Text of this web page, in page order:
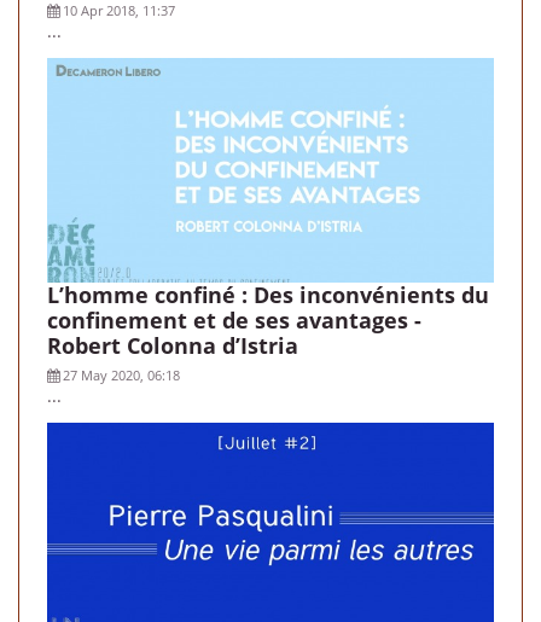
10 Apr 2018, 11:37
...
L’homme confiné : Des inconvénients du
confinement et de ses avantages -
Robert Colonna d’Istria
27 May 2020, 06:18
...